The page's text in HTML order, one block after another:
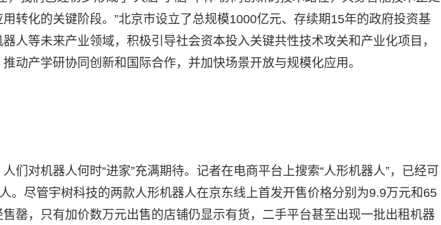
转化的关键阶段。”北京市设立了总规模1000亿元、存续期15年的政府投资基
人等未来产业领域，积极引导社会资本投入关键共性技术攻关和产业化项目，
动产学研协同创新和国际合作，并加快场景开放与规模化应用。
们对机器人何时“进家”充满期待。记者在电商平台上搜索“人形机器人”，已经可
。尽管宇树科技的两款人形机器人在京东线上首发开售价格分别为9.9万元和65
罄，只有加价数万元出售的店铺仍显示有货，二手平台甚至出现一批出租机器